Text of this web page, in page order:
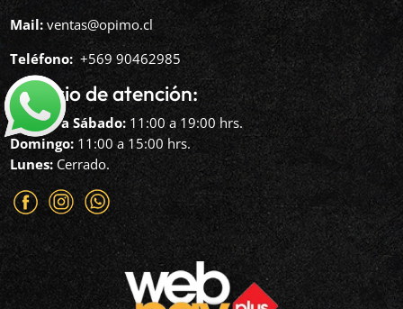
Mail: ventas@opimo.cl
Teléfono: ‪+569 90462985‬
Horario de atención:
Martes a Sábado: 11:00 a 19:00 hrs.
Domingo: 11:00 a 15:00 hrs.
Lunes: Cerrado.